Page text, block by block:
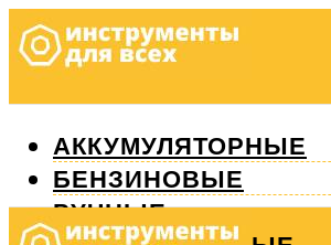
АККУМУЛЯТОРНЫЕ
БЕНЗИНОВЫЕ
РУЧНЫЕ